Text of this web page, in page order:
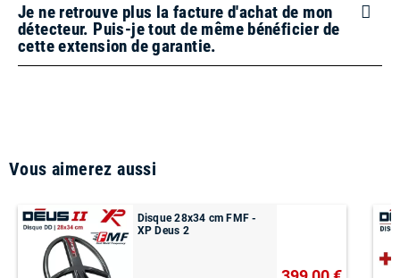
Je ne retrouve plus la facture d'achat de mon
détecteur. Puis-je tout de même bénéficier de
cette extension de garantie.
Vous aimerez aussi
Disque 28x34 cm FMF -
XP Deus 2